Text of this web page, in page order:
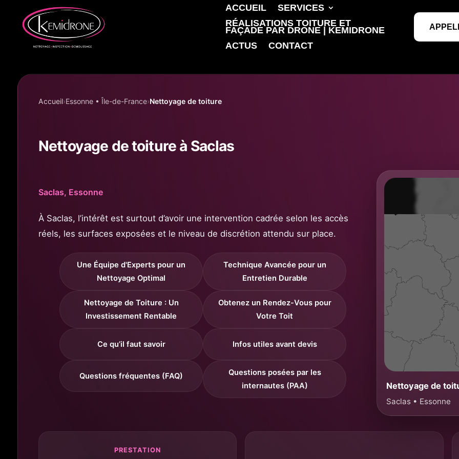
ACCUEIL
SERVICES
RÉALISATIONS TOITURE ET
FAÇADE PAR DRONE | KEMIDRONE
ACTUS
CONTACT
Accueil Essonne • Île-de-France Nettoyage de toiture
Nettoyage de toiture à Saclas
Saclas, Essonne
À Saclas, l’intérêt est surtout d’avoir une intervention cadrée selon les accès
réels, les surfaces exposées et le niveau de discrétion attendu sur place.
Une Équipe d'Experts pour un
Nettoyage Optimal
Technique Avancée pour un
Entretien Durable
Nettoyage de Toiture : Un
Investissement Rentable
Obtenez un Rendez-Vous pour
Votre Toit
Ce qu’il faut savoir Infos utiles avant devis
Questions fréquentes (FAQ)
Questions posées par les
internautes (PAA)
Nettoyage de
Saclas • Essonne
PRESTATION